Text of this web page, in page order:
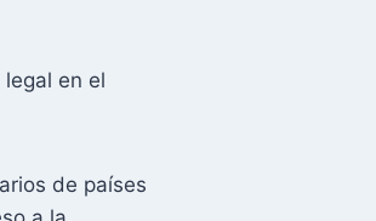
en el
de países